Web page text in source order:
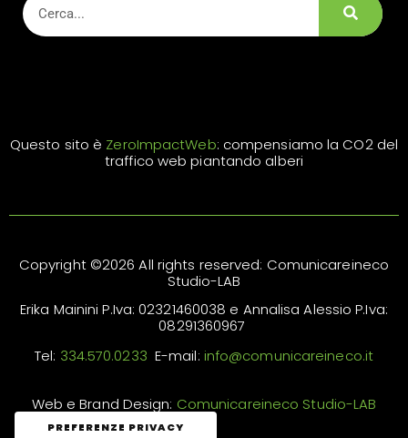
Questo sito è ZeroImpactWeb: compensiamo la CO2 del
traffico web piantando alberi
Copyright ©2026 All rights reserved: Comunicareineco
Studio-LAB
Erika Mainini P.Iva: 02321460038 e Annalisa Alessio P.Iva:
08291360967
Tel: 334.570.0233 E-mail: info@comunicareineco.it
Web e Brand Design: Comunicareineco Studio-LAB